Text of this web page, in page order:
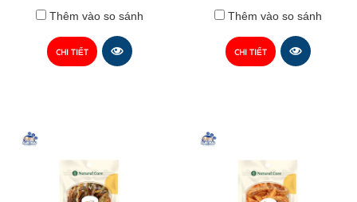
Thêm vào so sánh
CHI TIẾT
Thêm vào so sánh
CHI TIẾT